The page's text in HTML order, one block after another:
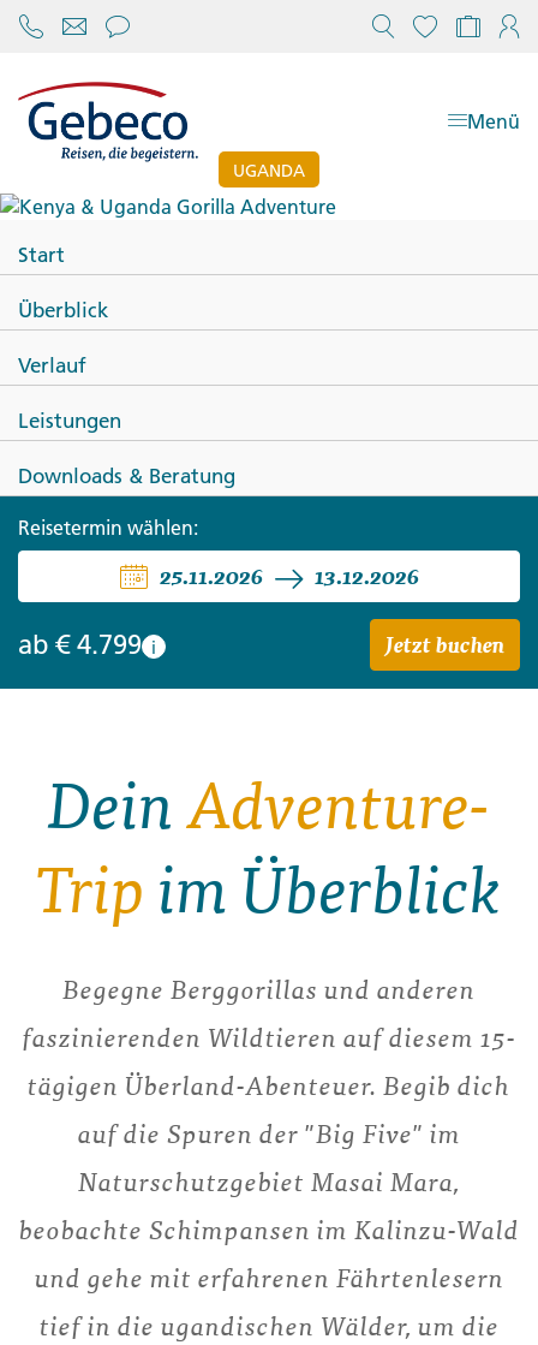
Chat öffnen Mein
Menü
UGANDA
Start
Überblick
Verlauf
Leistungen
Downloads & Beratung
Reisetermin wählen:
25.11.2026 13.12.2026
ab € 4.799 i Jetzt buchen
DeinAdventure-
Trip im Überblick
Begegne Berggorillas und anderen
faszinierenden Wildtieren auf diesem 15-
tägigen Überland-Abenteuer. Begib dich
auf die Spuren der "Big Five" im
Naturschutzgebiet Masai Mara,
beobachte Schimpansen im Kalinzu-Wald
und gehe mit erfahrenen Fährtenlesern
tief in die ugandischen Wälder, um die